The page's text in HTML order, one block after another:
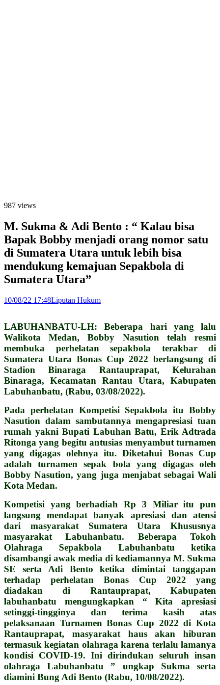
987 views
M. Sukma & Adi Bento : “ Kalau bisa
Bapak Bobby menjadi orang nomor satu
di Sumatera Utara untuk lebih bisa
mendukung kemajuan Sepakbola di
Sumatera Utara”
10/08/22 17:48Liputan Hukum
LABUHANBATU-LH: Beberapa hari yang lalu
Walikota Medan, Bobby Nasution telah resmi
membuka perhelatan sepakbola terakbar di
Sumatera Utara Bonas Cup 2022 berlangsung di
Stadion Binaraga Rantauprapat, Kelurahan
Binaraga, Kecamatan Rantau Utara, Kabupaten
Labuhanbatu, (Rabu, 03/08/2022).
Pada perhelatan Kompetisi Sepakbola itu Bobby
Nasution dalam sambutannya mengapresiasi tuan
rumah yakni Bupati Labuhan Batu, Erik Adtrada
Ritonga yang begitu antusias menyambut turnamen
yang digagas olehnya itu. Diketahui Bonas Cup
adalah turnamen sepak bola yang digagas oleh
Bobby Nasution, yang juga menjabat sebagai Wali
Kota Medan.
Kompetisi yang berhadiah Rp 3 Miliar itu pun
langsung mendapat banyak apresiasi dan atensi
dari masyarakat Sumatera Utara Khususnya
masyarakat Labuhanbatu. Beberapa Tokoh
Olahraga Sepakbola Labuhanbatu ketika
disambangi awak media di kediamannya M. Sukma
SE serta Adi Bento ketika dimintai tanggapan
terhadap perhelatan Bonas Cup 2022 yang
diadakan di Rantauprapat, Kabupaten
labuhanbatu mengungkapkan “ Kita apresiasi
setinggi-tingginya dan terima kasih atas
pelaksanaan Turnamen Bonas Cup 2022 di Kota
Rantauprapat, masyarakat haus akan hiburan
termasuk kegiatan olahraga karena terlalu lamanya
kondisi COVID-19. Ini dirindukan seluruh insan
olahraga Labuhanbatu ” ungkap Sukma serta
diamini Bung Adi Bento (Rabu, 10/08/2022).